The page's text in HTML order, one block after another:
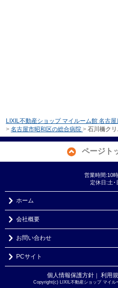
LIXIL不動産ショップ マイルーム館 名古屋
> 名古屋市昭和区の総合病院 > 石川橋ク
ページト
営業時間:10
定休日:土･
ホーム
会社概要
お問い合わせ
PCサイト
個人情報保護方針｜ 利用
Copyright(c) LIXIL不動産ショップ マイル